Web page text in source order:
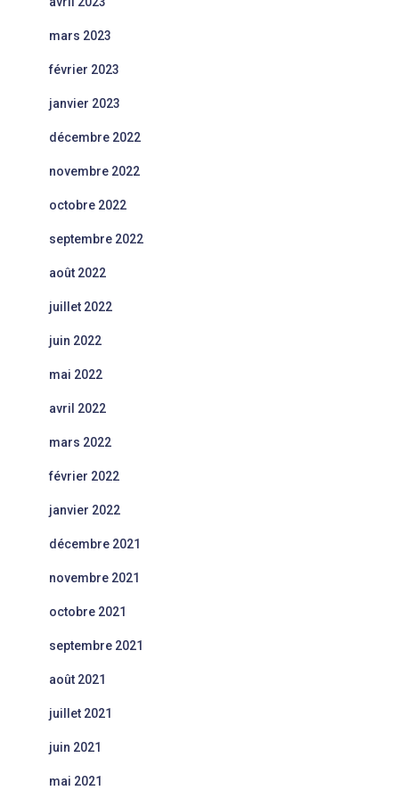
mars 2023
février 2023
janvier 2023
décembre 2022
novembre 2022
octobre 2022
septembre 2022
août 2022
juillet 2022
juin 2022
mai 2022
avril 2022
mars 2022
février 2022
janvier 2022
décembre 2021
novembre 2021
octobre 2021
septembre 2021
août 2021
juillet 2021
juin 2021
mai 2021